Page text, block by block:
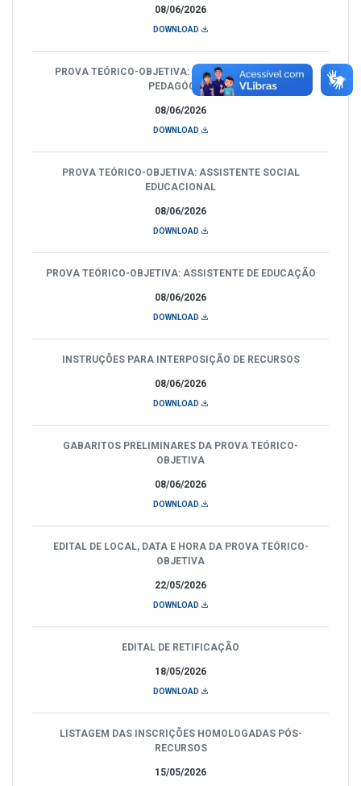
08/06/2026
DOWNLOAD
08/06/2026
PROVA TEÓRICO-OBJETIVA: ASSISTENTE TÉCNICO -
PEDAGÓGICO
DOWNLOAD
08/06/2026
PROVA TEÓRICO-OBJETIVA: ASSISTENTE SOCIAL
EDUCACIONAL
DOWNLOAD
08/06/2026
PROVA TEÓRICO-OBJETIVA: ASSISTENTE DE EDUCAÇÃO
DOWNLOAD
08/06/2026
INSTRUÇÕES PARA INTERPOSIÇÃO DE RECURSOS
DOWNLOAD
08/06/2026
GABARITOS PRELIMINARES DA PROVA TEÓRICO-
OBJETIVA
DOWNLOAD
22/05/2026
EDITAL DE LOCAL, DATA E HORA DA PROVA TEÓRICO-
OBJETIVA
DOWNLOAD
18/05/2026
EDITAL DE RETIFICAÇÃO
DOWNLOAD
15/05/2026
LISTAGEM DAS INSCRIÇÕES HOMOLOGADAS PÓS-
RECURSOS